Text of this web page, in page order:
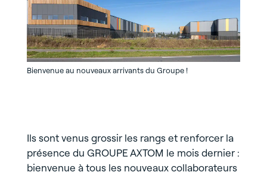
Bienvenue au nouveaux arrivants du Groupe !
Ils sont venus grossir les rangs et renforcer la
présence du GROUPE AXTOM le mois dernier :
bienvenue à tous les nouveaux collaborateurs